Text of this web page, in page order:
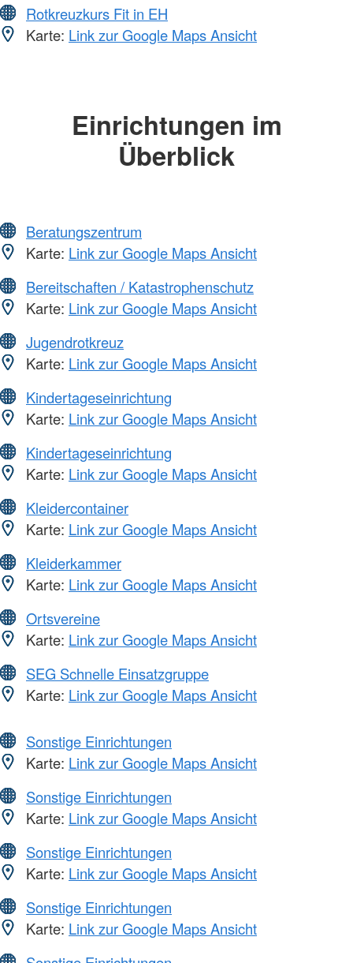
Rotkreuzkurs Fit in EH
Karte: Link zur Google Maps Ansicht
Einrichtungen im
Überblick
Beratungszentrum
Karte: Link zur Google Maps Ansicht
Bereitschaften / Katastrophenschutz
Karte: Link zur Google Maps Ansicht
Jugendrotkreuz
Karte: Link zur Google Maps Ansicht
Kindertageseinrichtung
Karte: Link zur Google Maps Ansicht
Kindertageseinrichtung
Karte: Link zur Google Maps Ansicht
Kleidercontainer
Karte: Link zur Google Maps Ansicht
Kleiderkammer
Karte: Link zur Google Maps Ansicht
Ortsvereine
Karte: Link zur Google Maps Ansicht
SEG Schnelle Einsatzgruppe
Karte: Link zur Google Maps Ansicht
Sonstige Einrichtungen
Karte: Link zur Google Maps Ansicht
Sonstige Einrichtungen
Karte: Link zur Google Maps Ansicht
Sonstige Einrichtungen
Karte: Link zur Google Maps Ansicht
Sonstige Einrichtungen
Karte: Link zur Google Maps Ansicht